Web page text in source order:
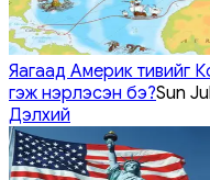
Яагаад Америк тивийг
гэж нэрлэсэн бэ?Sun
Дэлхий